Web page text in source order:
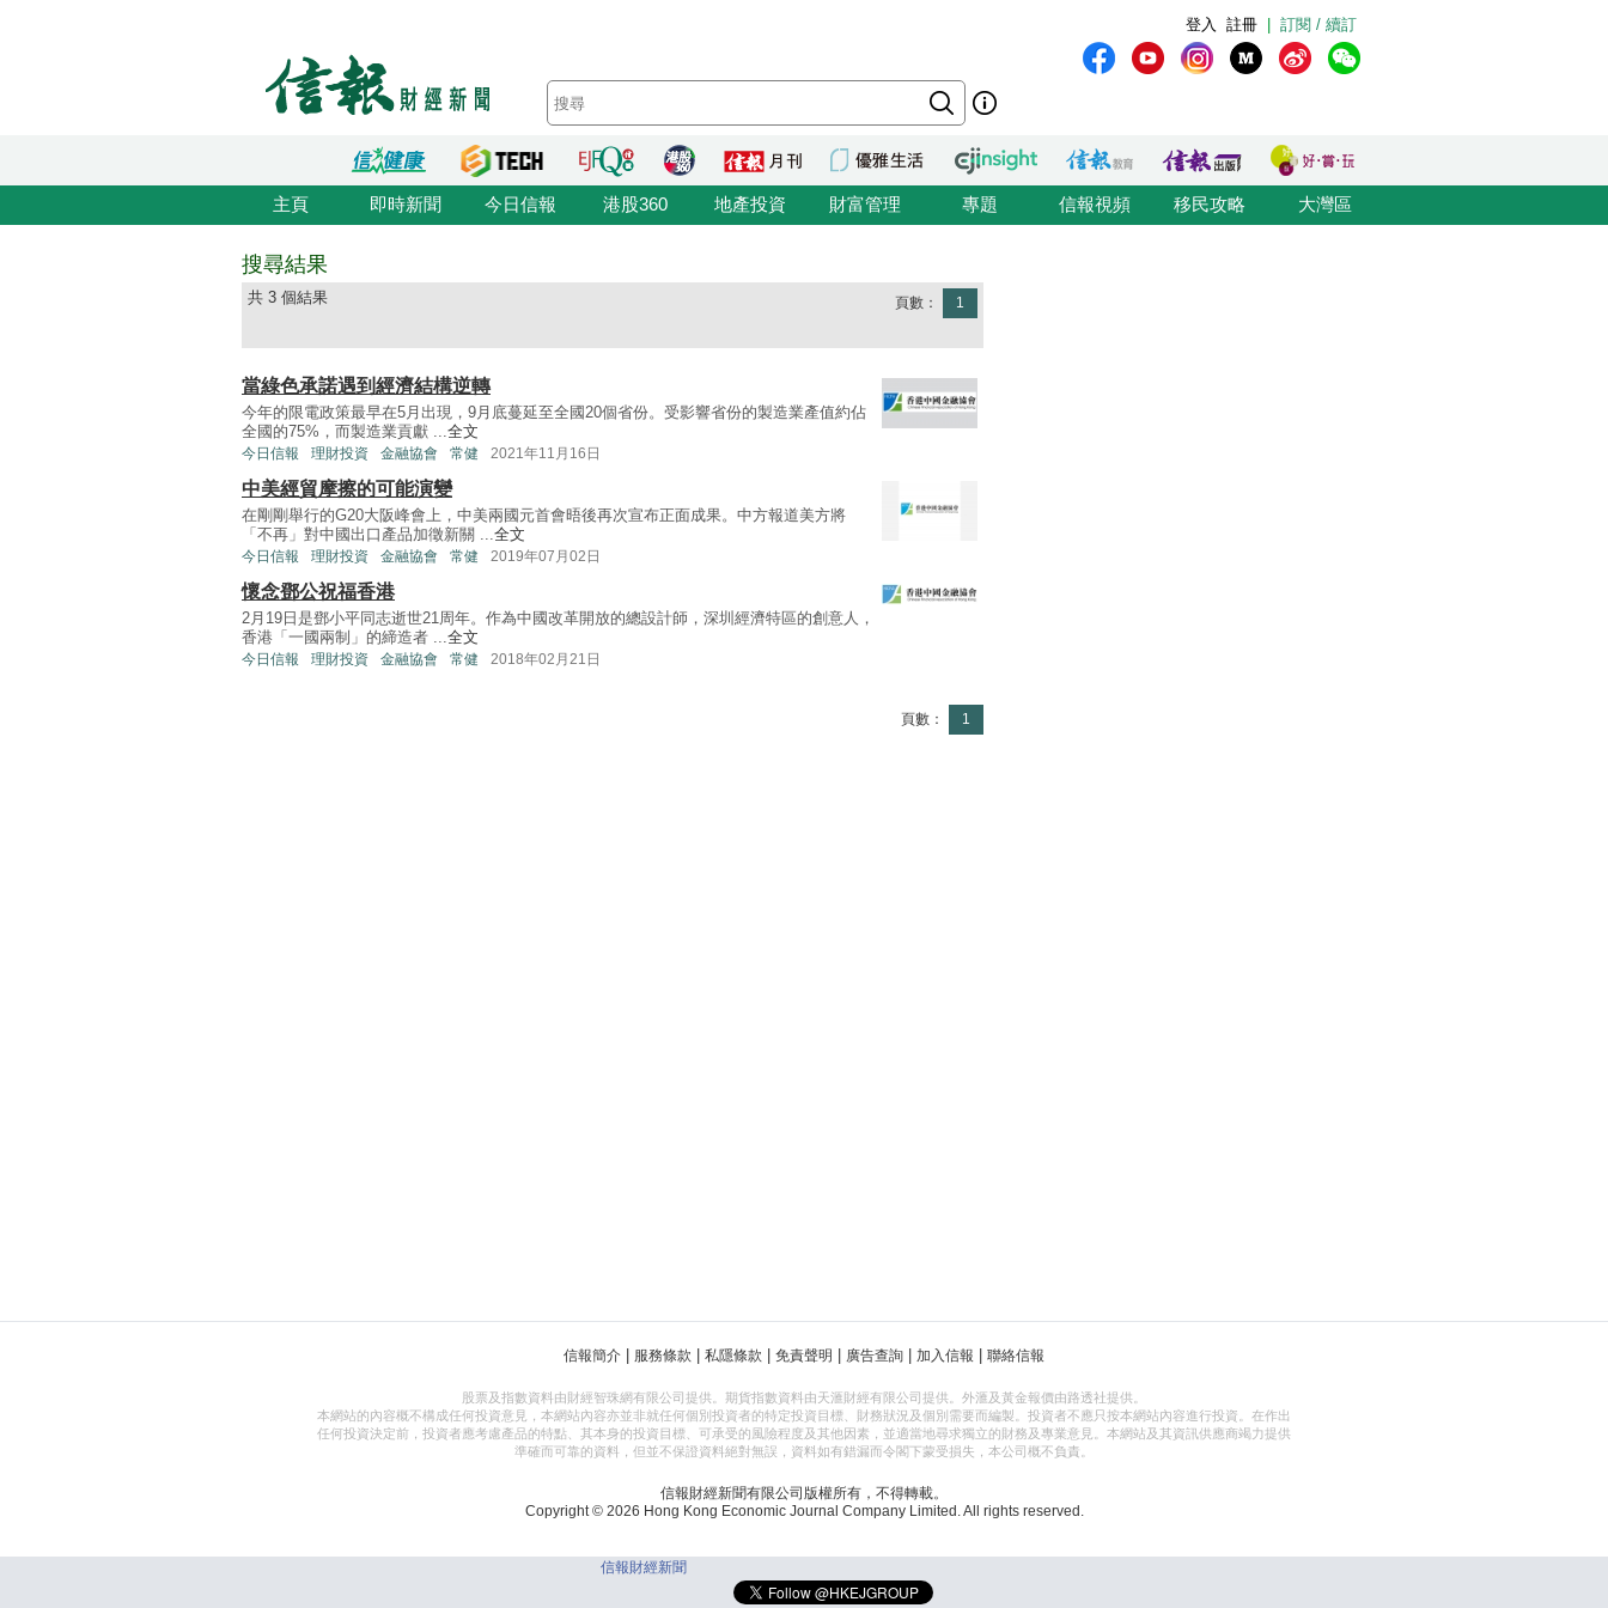
訂閱 / 續訂
註冊
登入
主頁 即時新聞 今日信報 港股360 地產投資 財富管理 專題 信報視頻 移民攻略 大灣區
搜尋結果
共 3 個結果 頁數： 1
當綠色承諾遇到經濟結構逆轉
今年的限電政策最早在5月出現，9月底蔓延至全國20個省份。受影響省份的製造業產值約佔
全國的75%，而製造業貢獻 ...全文
今日信報 理財投資 金融協會 常健 2021年11月16日
中美經貿摩擦的可能演變
在剛剛舉行的G20大阪峰會上，中美兩國元首會晤後再次宣布正面成果。中方報道美方將
「不再」對中國出口產品加徵新關 ...全文
今日信報 理財投資 金融協會 常健 2019年07月02日
懷念鄧公祝福香港
2月19日是鄧小平同志逝世21周年。作為中國改革開放的總設計師，深圳經濟特區的創意人，
香港「一國兩制」的締造者 ...全文
今日信報 理財投資 金融協會 常健 2018年02月21日
頁數： 1
信報簡介 服務條款 私隱條款 免責聲明 廣告查詢 加入信報 聯絡信報
股票及指數資料由財經智珠網有限公司提供。期貨指數資料由天滙財經有限公司提供。外滙及黃金報價由路透社提供。
本網站的內容概不構成任何投資意見，本網站內容亦並非就任何個別投資者的特定投資目標、財務狀況及個別需要而編製。投資者不應只按本網站內容進行投資。在作出
任何投資決定前，投資者應考慮產品的特點、其本身的投資目標、可承受的風險程度及其他因素，並適當地尋求獨立的財務及專業意見。本網站及其資訊供應商竭力提供
準確而可靠的資料，但並不保證資料絕對無誤，資料如有錯漏而令閣下蒙受損失，本公司概不負責。
信報財經新聞有限公司版權所有，不得轉載。
Copyright © 2026 Hong Kong Economic Journal Company Limited. All rights reserved.
信報財經新聞